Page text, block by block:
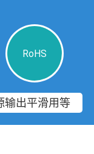
RoHS
输出平滑用等